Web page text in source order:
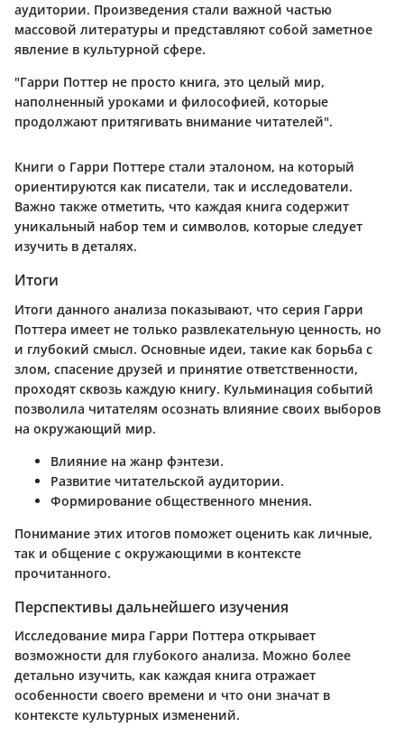
аудитории. Произведения стали важной частью
массовой литературы и представляют собой заметное
явление в культурной сфере.
"Гарри Поттер не просто книга, это целый мир,
наполненный уроками и философией, которые
продолжают притягивать внимание читателей".
Книги о Гарри Поттере стали эталоном, на который
ориентируются как писатели, так и исследователи.
Важно также отметить, что каждая книга содержит
уникальный набор тем и символов, которые следует
изучить в деталях.
Итоги
Итоги данного анализа показывают, что серия Гарри
Поттера имеет не только развлекательную ценность, но
и глубокий смысл. Основные идеи, такие как борьба с
злом, спасение друзей и принятие ответственности,
проходят сквозь каждую книгу. Кульминация событий
позволила читателям осознать влияние своих выборов
на окружающий мир.
Влияние на жанр фэнтези.
Развитие читательской аудитории.
Формирование общественного мнения.
Понимание этих итогов поможет оценить как личные,
так и общение с окружающими в контексте
прочитанного.
Перспективы дальнейшего изучения
Исследование мира Гарри Поттера открывает
возможности для глубокого анализа. Можно более
детально изучить, как каждая книга отражает
особенности своего времени и что они значат в
контексте культурных изменений.